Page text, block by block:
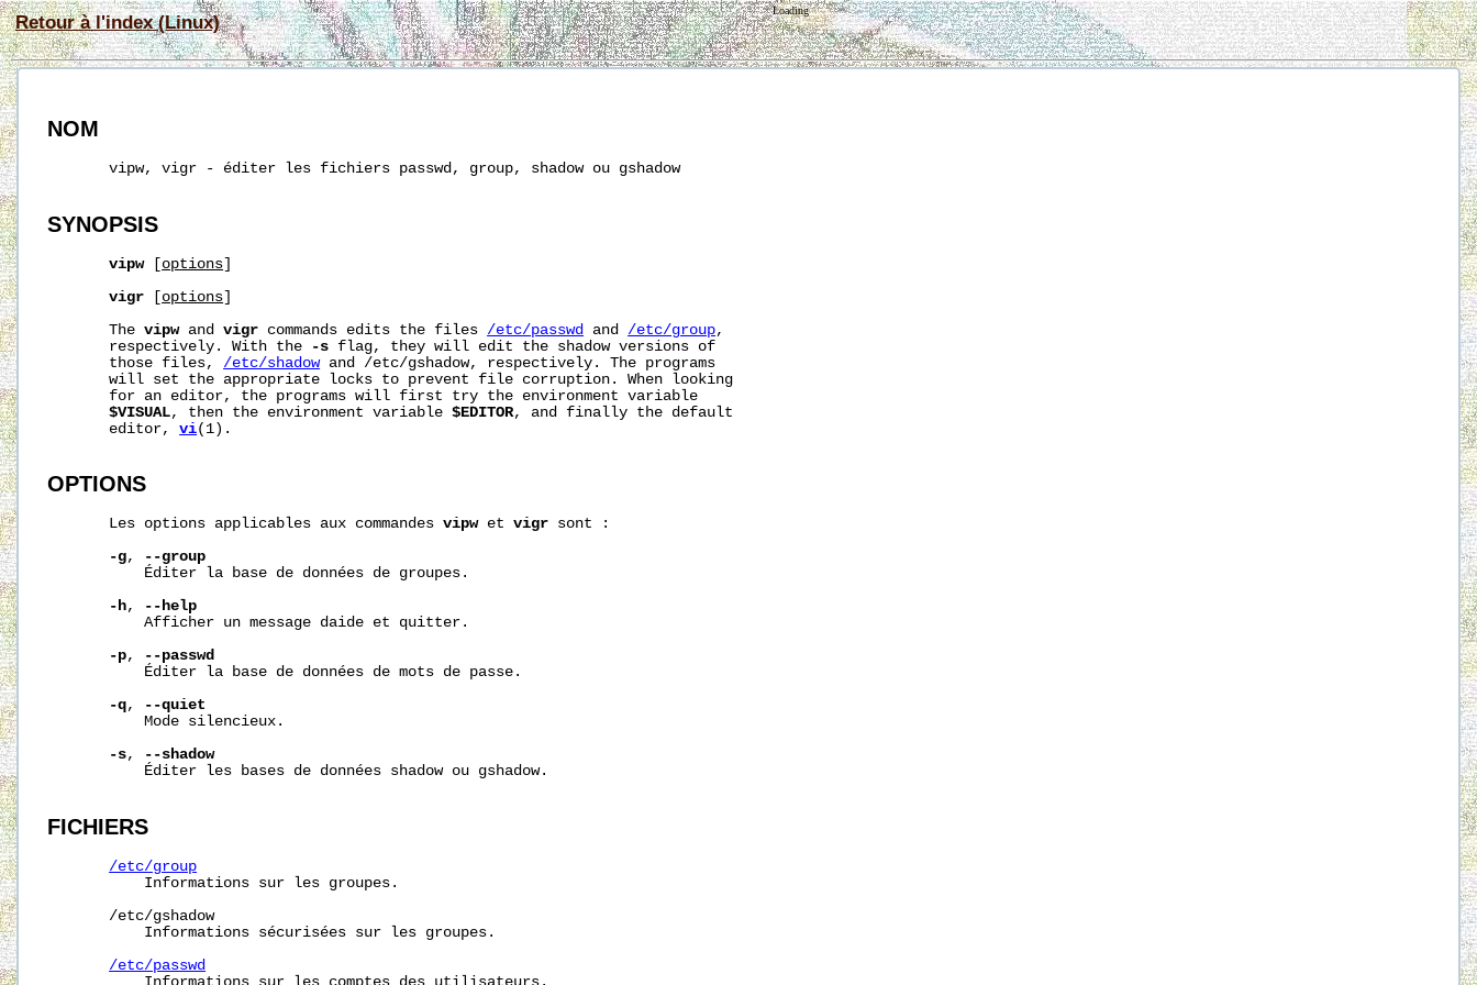
Retour à l'index (Linux)
Loading
NOM
       vipw, vigr - éditer les fichiers passwd, group, shadow ou gshadow
SYNOPSIS
vipw [options]
vigr [options]
       The
vipw and vigr commands edits the files /etc/passwd and /etc/group,
       respectively. With the
-s flag, they will edit the shadow versions of
       those files,
/etc/shadow and /etc/gshadow, respectively. The programs
       will set the appropriate locks to prevent file corruption. When looking
       for an editor, the programs will first try the environment variable
$VISUAL, then the environment variable $EDITOR, and finally the default
       editor,
vi(1).
OPTIONS
       Les options applicables aux commandes
vipw et vigr sont :
-g,
--group
           Éditer la base de données de groupes.
-h,
--help
           Afficher un message daide et quitter.
-p,
--passwd
           Éditer la base de données de mots de passe.
-q,
--quiet
           Mode silencieux.
-s,
--shadow
           Éditer les bases de données shadow ou gshadow.
FICHIERS
/etc/group
           Informations sur les groupes.
/etc/gshadow
           Informations sécurisées sur les groupes.
/etc/passwd